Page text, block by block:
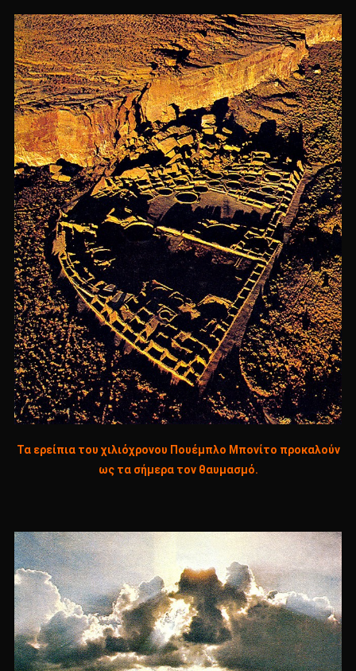
Τα ερείπια του χιλιόχρονου Πουέμπλο Μπονίτο προκαλούν
ως τα σήμερα τον θαυμασμό.